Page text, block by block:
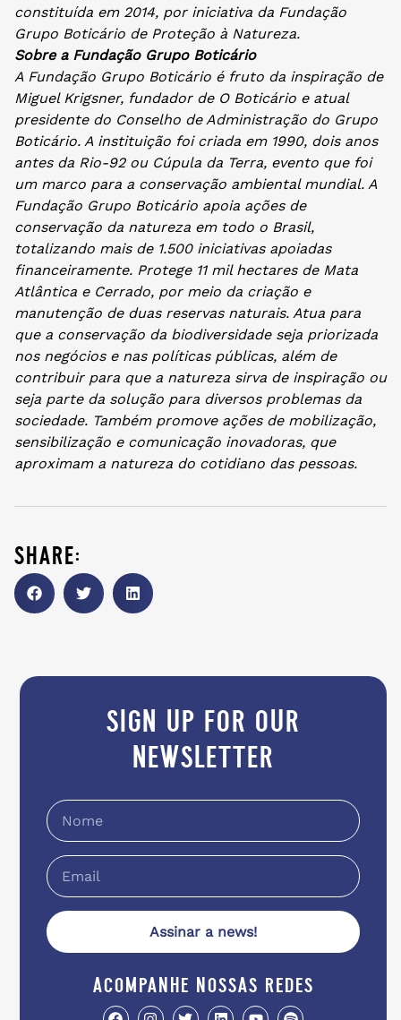
constituída em 2014, por iniciativa da Fundação
Grupo Boticário de Proteção à Natureza.
Sobre a Fundação Grupo Boticário
A Fundação Grupo Boticário é fruto da inspiração de
Miguel Krigsner, fundador de O Boticário e atual
presidente do Conselho de Administração do Grupo
Boticário. A instituição foi criada em 1990, dois anos
antes da Rio-92 ou Cúpula da Terra, evento que foi
um marco para a conservação ambiental mundial. A
Fundação Grupo Boticário apoia ações de
conservação da natureza em todo o Brasil,
totalizando mais de 1.500 iniciativas apoiadas
financeiramente. Protege 11 mil hectares de Mata
Atlântica e Cerrado, por meio da criação e
manutenção de duas reservas naturais. Atua para
que a conservação da biodiversidade seja priorizada
nos negócios e nas políticas públicas, além de
contribuir para que a natureza sirva de inspiração ou
seja parte da solução para diversos problemas da
sociedade. Também promove ações de mobilização,
sensibilização e comunicação inovadoras, que
aproximam a natureza do cotidiano das pessoas.
share:
sign up for our
newsletter
Assinar a news!
acompanhe nossas redes